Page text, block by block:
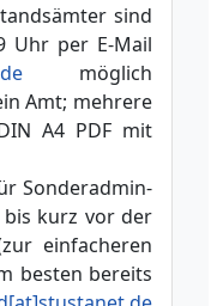
sind
Uhr per E-Mail
möglich
Amt; mehrere
A4 PDF mit
Sonderadmin-
kurz vor der
einfacheren
besten bereits